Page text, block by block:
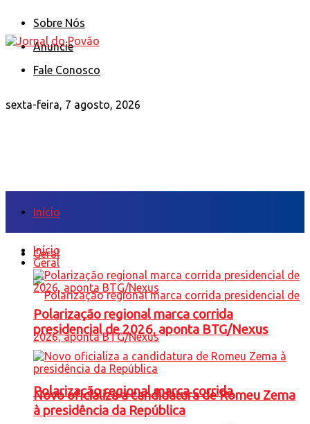
Sobre Nós
Anuncie
Fale Conosco
sexta-feira, 7 agosto, 2026
Início
Geral
Polarização regional marca corrida
Início
Geral
Polarização regional marca corrida
presidencial de 2026, aponta BTG/Nexus
Novo oficializa a candidatura de Romeu Zema
à presidência da República